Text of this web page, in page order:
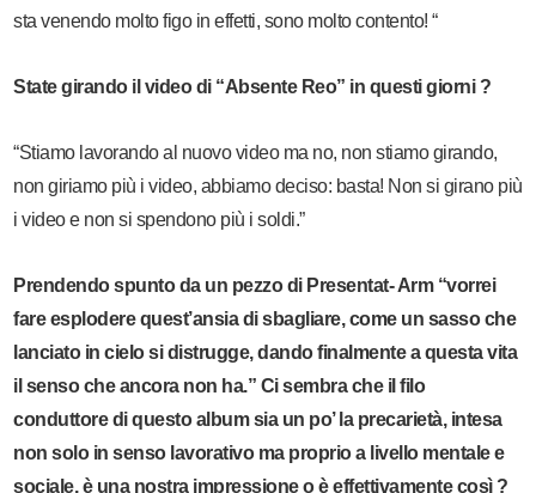
sta venendo molto figo in effetti, sono molto contento! “
State girando il video di “Absente Reo” in questi giorni ?
“Stiamo lavorando al nuovo video ma no, non stiamo girando,
non giriamo più i video, abbiamo deciso: basta! Non si girano più
i video e non si spendono più i soldi.”
Prendendo spunto da un pezzo di Presentat- Arm “vorrei
fare esplodere quest’ansia di sbagliare, come un sasso che
lanciato in cielo si distrugge, dando finalmente a questa vita
il senso che ancora non ha.” Ci sembra che il filo
conduttore di questo album sia un po’ la precarietà, intesa
non solo in senso lavorativo ma proprio a livello mentale e
sociale, è una nostra impressione o è effettivamente così ?